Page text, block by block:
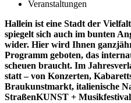
Veranstaltungen
Hallein ist eine Stadt der
spiegelt sich auch im bunten
wider. Hier wird Ihnen
Programm geboten, das
scheuen braucht. Im
statt – von Konzerten,
Braukunstmarkt, italienische
StraßenKUNST +